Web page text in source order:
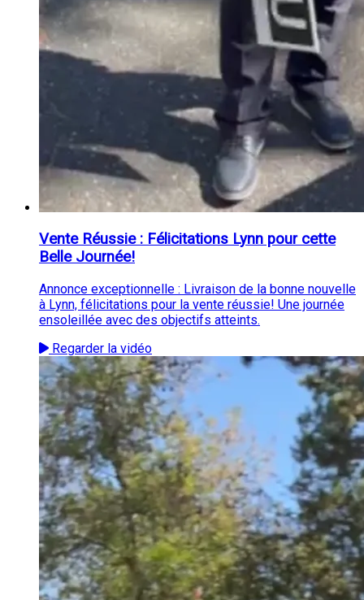
Vente Réussie : Félicitations Lynn pour cette
Belle Journée!
Annonce exceptionnelle : Livraison de la bonne nouvelle
à Lynn, félicitations pour la vente réussie! Une journée
ensoleillée avec des objectifs atteints.
Regarder la vidéo